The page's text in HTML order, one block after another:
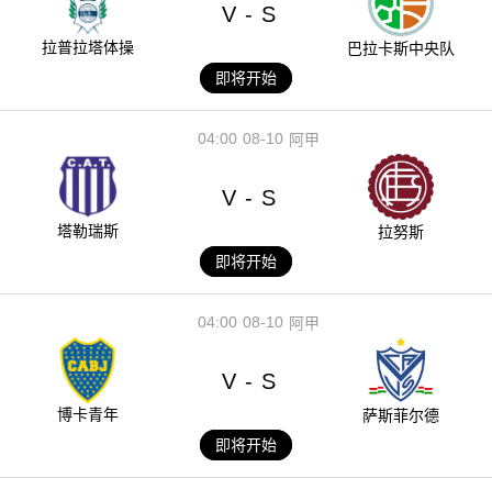
拉普拉塔体操
V - S
巴拉卡斯中央队
即将开始
08-10
04:00 阿甲
塔勒瑞斯
V - S
拉努斯
即将开始
08-10
04:00 阿甲
博卡青年
V - S
萨斯菲尔德
即将开始